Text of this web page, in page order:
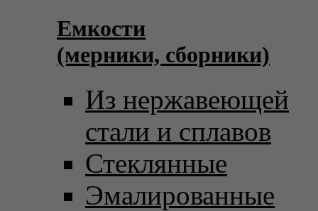
Емкости
(мерники, сборники)
Из нержавеющей
стали и сплавов
Стеклянные
Эмалированные